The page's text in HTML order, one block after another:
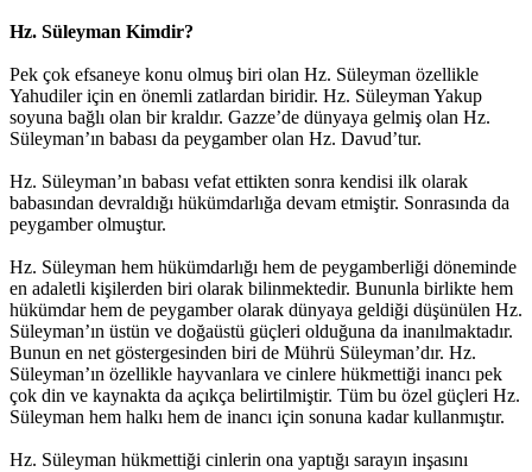
Hz. Süleyman Kimdir?
Pek çok efsaneye konu olmuş biri olan Hz. Süleyman özellikle
Yahudiler için en önemli zatlardan biridir. Hz. Süleyman Yakup
soyuna bağlı olan bir kraldır. Gazze’de dünyaya gelmiş olan Hz.
Süleyman’ın babası da peygamber olan Hz. Davud’tur.
Hz. Süleyman’ın babası vefat ettikten sonra kendisi ilk olarak
babasından devraldığı hükümdarlığa devam etmiştir. Sonrasında da
peygamber olmuştur.
Hz. Süleyman hem hükümdarlığı hem de peygamberliği döneminde
en adaletli kişilerden biri olarak bilinmektedir. Bununla birlikte hem
hükümdar hem de peygamber olarak dünyaya geldiği düşünülen Hz.
Süleyman’ın üstün ve doğaüstü güçleri olduğuna da inanılmaktadır.
Bunun en net göstergesinden biri de Mührü Süleyman’dır. Hz.
Süleyman’ın özellikle hayvanlara ve cinlere hükmettiği inancı pek
çok din ve kaynakta da açıkça belirtilmiştir. Tüm bu özel güçleri Hz.
Süleyman hem halkı hem de inancı için sonuna kadar kullanmıştır.
Hz. Süleyman hükmettiği cinlerin ona yaptığı sarayın inşasını